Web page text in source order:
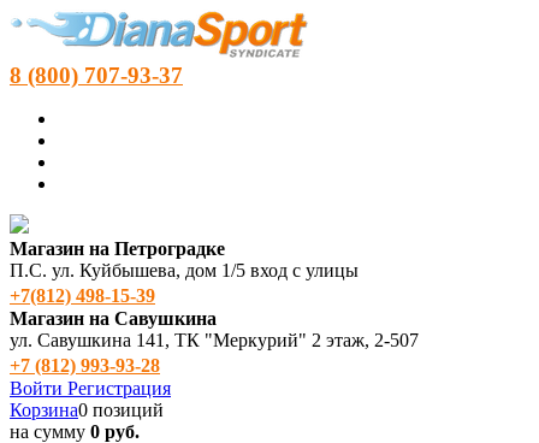
8 (800) 707-93-37
Магазин на Петроградке
П.С. ул. Куйбышева, дом 1/5 вход с улицы
+7(812) 498‑15-39
Магазин на Савушкина
ул. Савушкина 141, ТК "Меркурий" 2 этаж, 2-507
+7 (812) 993-93-28
Войти Регистрация
Корзина0 позиций
на сумму 0 руб.